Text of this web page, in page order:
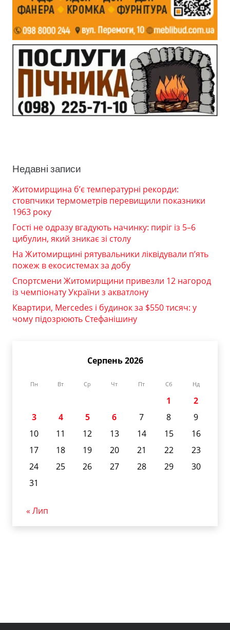
Недавні записи
Житомирщина б’є температурні рекорди:
стовпчики термометрів перевищили показники
1963 року
Гості не одразу вгадують начинку: пиріг із 5–6
цибулин, який зникає зі столу
На Житомирщині рятувальники ліквідували п’ять
пожеж в екосистемах за добу
Спортсмени Житомирщини привезли 12 нагород
із чемпіонату України з акватлону
Квартири, Mercedes і будинок за $550 тисяч: у
чому підозрюють Стефанішину
Серпень 2026
Пн Вт Ср Чт Пт Сб Нд
1
2
3
4 5 6 7 8
9
10
11 12 13 14 15
16
17
18 19 20 21 22
23
24
25 26 27 28 29
30
31
« Лип